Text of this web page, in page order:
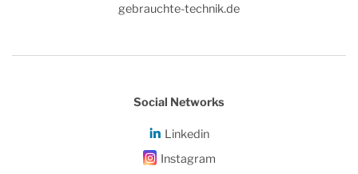
gebrauchte-technik.de
Social Networks
Linkedin
Instagram